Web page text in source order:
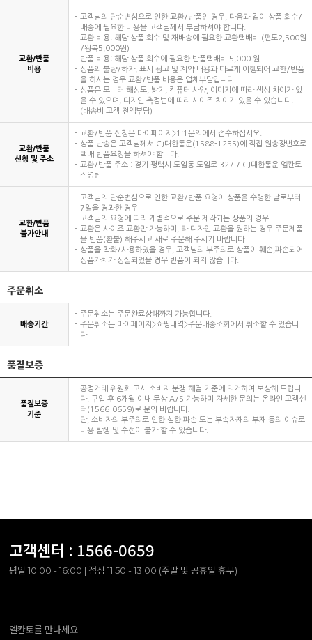
교환/반품
비용
고객님의 단순변심으로 인한 교환/반품인 경우, 다음과 같이 상품 회수/
배송에 필요한 비용을 고객님께서 부담하셔야 합니다.
교환 비용: 해당 상품 회수 및 재배송에 필요한 교환택배비 (편도2,500원
/왕복5,000원)
반품 비용: 해당 상품 회수에 필요한 반품택배비 5,000 원
상품의 불량/하자, 표시 광고 및 계약 내용과 다르게 이행되어 교환/반품
을 하시는 경우 교환/반품 비용은 업체부담입니다.
상품은 모니터 해상도, 밝기, 컴퓨터 사양, 이미지에 따라 색상 차이가 있
을 수 있으며, 디자인 측정법에 따라 사이즈 차이가 있을 수 있습니다.
(배송비 고객 전액부담)
교환/반품
신청 및 주소
교환/반품 신청은 마이페이지>1:1문의에서 접수하십시오.
상품 반송은 고객님께서 CJ대한통운(1588-1255)에 직접 원송장번호로
택배 반품요청을 하셔야 합니다.
교환/반품 주소 : 경기 평택시 도일동 도일로 327 / CJ대한통운 엘칸토
직영팀
교환/반품
불가안내
고객님의 단순변심으로 인한 교환/반품 요청이 상품을 수령한 날로부터
7일을 경과한 경우
고객님의 요청에 따라 개별적으로 주문 제작되는 상품의 경우
교환은 사이즈 교환만 가능하며, 타 디자인 교환을 원하는 경우 주문제품
을 반품(환불) 해주시고 새로 주문해 주시기 바랍니다
상품을 착화/사용하였을 경우, 고객님의 부주의로 상품이 훼손,파손되어
상품가치가 상실되었을 경우 반품이 되지 않습니다.
주문취소
배송기간
주문취소는 주문완료상태까지 가능합니다.
주문취소는 마이페이지>쇼핑내역>주문배송조회에서 취소할 수 있습니
다.
품질보증
품질보증
기준
공정거래 위원회 고시 소비자 분쟁 해결 기준에 의거하여 보상해 드립니
다. 구입 후 6개월 이내 무상 A/S 가능하며 자세한 문의는 온라인 고객센
터(1566-0659)로 문의 바랍니다.
단, 소비자의 부주의로 인한 심한 파손 또는 부속자재의 부재 등의 이슈로
비용 발생 및 수선이 불가 할 수 있습니다.
고객센터 : 1566-0659
평일 10:00 - 16:00 | 점심 11:50 - 13:00 (주말 및 공휴일 휴무)
엘칸토를 만나세요